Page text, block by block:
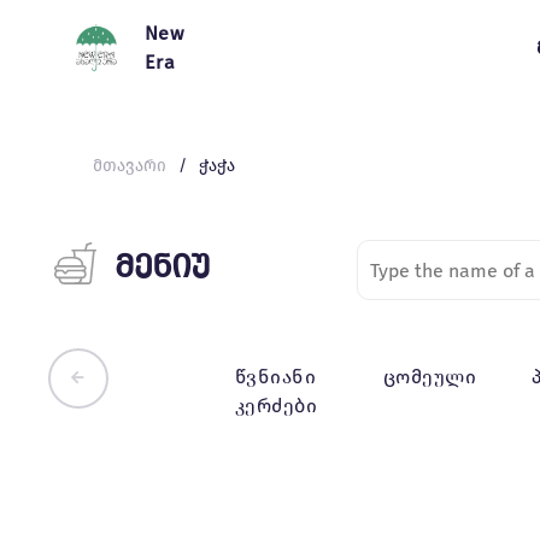
New
Era
მთავარი ჭაჭა
მენიუ
წვნიანი
კერძები
ცომეული